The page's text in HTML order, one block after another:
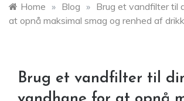
Home » Blog » Brug et vandfilter til
at opnå maksimal smag og renhed af
Brug et vandfilter til